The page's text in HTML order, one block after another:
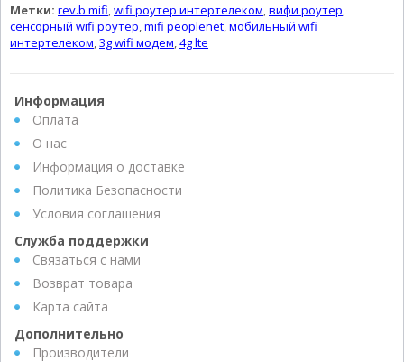
Метки: rev.b mifi,wifi роутер интертелеком,вифи роутер,
сенсорный wifi роутер,mifi peoplenet,мобильный wifi
интертелеком,3g wifi модем,4g lte
Информация
Оплата
О нас
Информация о доставке
Политика Безопасности
Условия соглашения
Служба поддержки
Связаться с нами
Возврат товара
Карта сайта
Дополнительно
Производители